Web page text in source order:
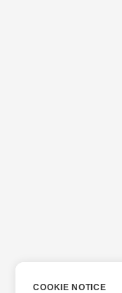
COOKIE NOTICE